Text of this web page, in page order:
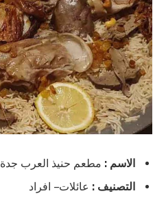
الاسم : مطعم حنيذ العرب جدة
التصنيف : عائلات – افراد